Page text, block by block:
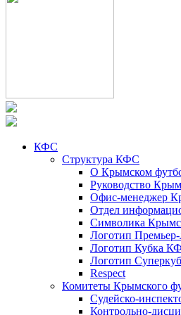
КФС
Структура КФС
О Крымском
Руководство
Офис-менеджер
Отдел
Символика
Логотип
Логотип Кубка
Логотип
Respect
Комитеты Крымского
Судейско-
Контрольно-